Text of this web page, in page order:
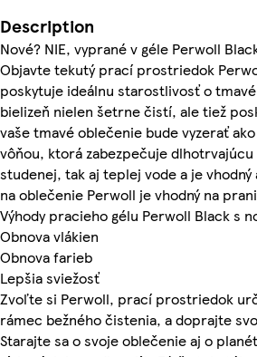
Description
Nové? NIE, vyprané v géle Perwoll
Objavte tekutý prací prostriedok
poskytuje ideálnu starostlivosť o
bielizeň nielen šetrne čistí, ale tiež
vaše tmavé oblečenie bude vyzerať
vôňou, ktorá zabezpečuje
studenej, tak aj teplej vode a je
na oblečenie Perwoll je vhodný na
Výhody pracieho gélu Perwoll Black s
Obnova vlákien
Obnova farieb
Lepšia sviežosť
Zvoľte si Perwoll, prací prostriedok
rámec bežného čistenia, a doprajte
Starajte sa o svoje oblečenie aj o